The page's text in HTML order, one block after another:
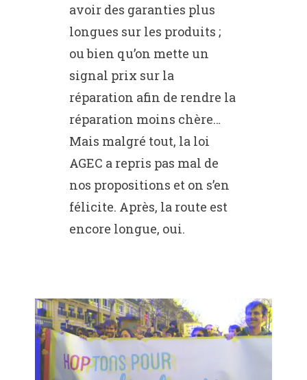
avoir des garanties plus
longues sur les produits ;
ou bien qu’on mette un
signal prix sur la
réparation afin de rendre la
réparation moins chère…
Mais malgré tout, la loi
AGEC a repris pas mal de
nos propositions et on s’en
félicite. Après, la route est
encore longue, oui.